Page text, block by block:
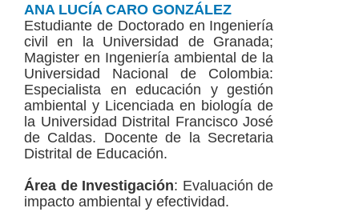
ANA LUCÍA CARO GONZÁLEZ
Estudiante de Doctorado en Ingeniería
civil en la Universidad de Granada;
Magister en Ingeniería ambiental de la
Universidad Nacional de Colombia:
Especialista en educación y gestión
ambiental y Licenciada en biología de
la Universidad Distrital Francisco José
de Caldas. Docente de la Secretaria
Distrital de Educación.
Área de Investigación: Evaluación de
impacto ambiental y efectividad.